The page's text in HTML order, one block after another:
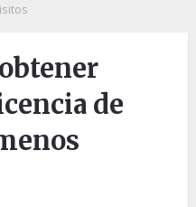
de